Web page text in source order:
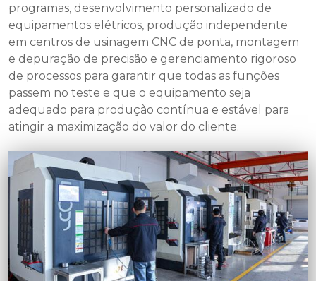
programas, desenvolvimento personalizado de
equipamentos elétricos, produção independente
em centros de usinagem CNC de ponta, montagem
e depuração de precisão e gerenciamento rigoroso
de processos para garantir que todas as funções
passem no teste e que o equipamento seja
adequado para produção contínua e estável para
atingir a maximização do valor do cliente.